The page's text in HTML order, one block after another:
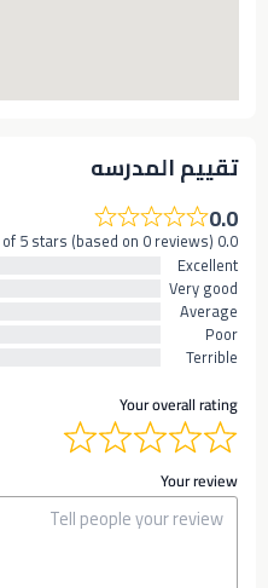
تقييم المدرسه
0.0
0.0 out of 5 stars (based on 0 reviews)
Excellent
Very good
Average
Poor
Terrible
Your overall rating
Your review